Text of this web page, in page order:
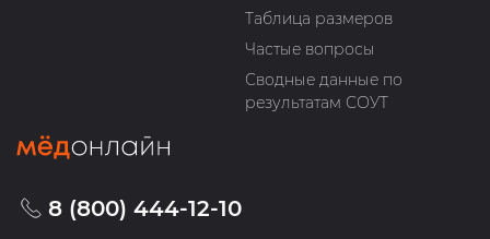
Таблица размеров
Частые вопросы
Сводные данные по
результатам СОУТ
8 (800) 444-12-10